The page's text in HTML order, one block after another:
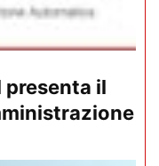
presenta il